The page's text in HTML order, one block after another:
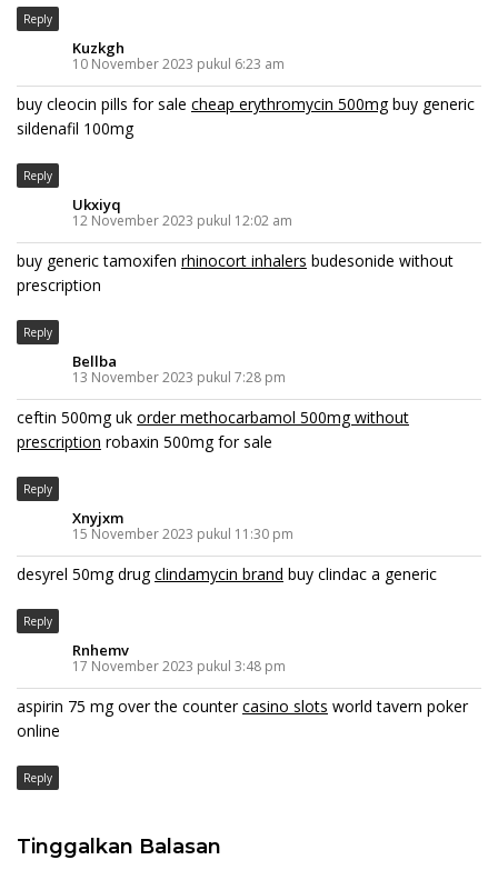
Reply
Kuzkgh
10 November 2023 pukul 6:23 am
buy cleocin pills for sale cheap erythromycin 500mgbuy generic
sildenafil 100mg
Reply
Ukxiyq
12 November 2023 pukul 12:02 am
buy generic tamoxifen rhinocort inhalers budesonide without
prescription
Reply
Bellba
13 November 2023 pukul 7:28 pm
ceftin 500mg uk order methocarbamol 500mg without
prescription robaxin 500mg for sale
Reply
Xnyjxm
15 November 2023 pukul 11:30 pm
desyrel 50mg drugclindamycin brand buy clindac a generic
Reply
Rnhemv
17 November 2023 pukul 3:48 pm
aspirin 75 mg over the countercasino slots world tavern poker
online
Reply
Tinggalkan Balasan